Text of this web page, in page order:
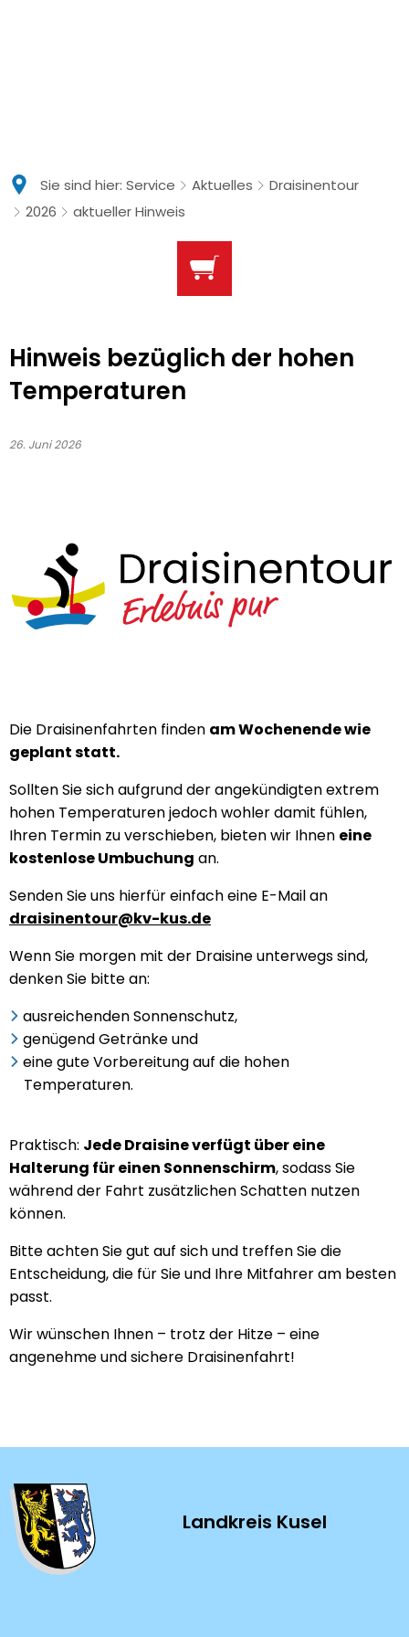
Sie sind hier: Service Aktuelles
Draisinentour
2026
aktueller Hinweis
Hinweis bezüglich der hohen
Temperaturen
26. Juni 2026
Die Draisinenfahrten finden am Wochenende wie
geplant statt.
Sollten Sie sich aufgrund der angekündigten extrem
hohen Temperaturen jedoch wohler damit fühlen,
Ihren Termin zu verschieben, bieten wir Ihnen eine
kostenlose Umbuchung an.
Senden Sie uns hierfür einfach eine E-Mail an
draisinentour@kv-kus.de
Wenn Sie morgen mit der Draisine unterwegs sind,
denken Sie bitte an:
ausreichenden Sonnenschutz,
genügend Getränke und
eine gute Vorbereitung auf die hohen
Temperaturen.
Praktisch: Jede Draisine verfügt über eine
Halterung für einen Sonnenschirm, sodass Sie
während der Fahrt zusätzlichen Schatten nutzen
können.
Bitte achten Sie gut auf sich und treffen Sie die
Entscheidung, die für Sie und Ihre Mitfahrer am besten
passt.
Wir wünschen Ihnen – trotz der Hitze – eine
angenehme und sichere Draisinenfahrt!
Landkreis Kusel